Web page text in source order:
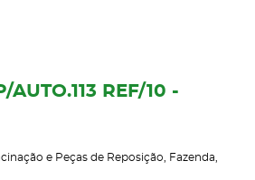
REF/10 -
e Peças de Reposição Fazenda